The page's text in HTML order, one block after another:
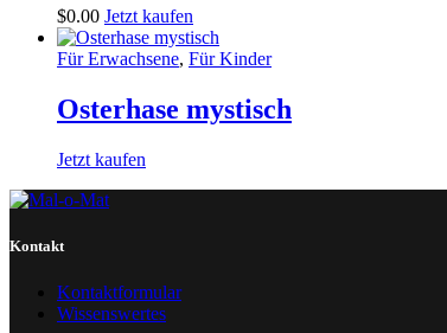
$0.00 Jetzt kaufen
Für Erwachsene, Für Kinder
Osterhase mystisch
Jetzt kaufen
Kontakt
Kontaktformular
Wissenswertes